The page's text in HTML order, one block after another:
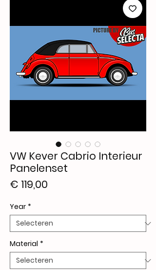
VW Kever Cabrio Interieur
Panelenset
€ 119,00
Year *
Material *